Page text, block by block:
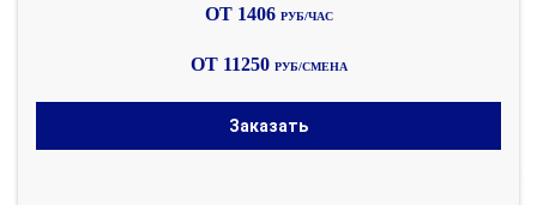
ОТ 1406 РУБ/ЧАС
ОТ 11250 РУБ/СМЕНА
Заказать